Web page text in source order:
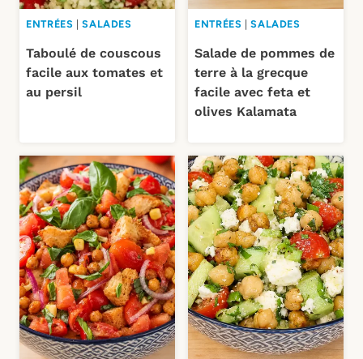
ENTRÉES |SALADES
Taboulé de couscous
facile aux tomates et
au persil
ENTRÉES |SALADES
Salade de pommes de
terre à la grecque
facile avec feta et
olives Kalamata